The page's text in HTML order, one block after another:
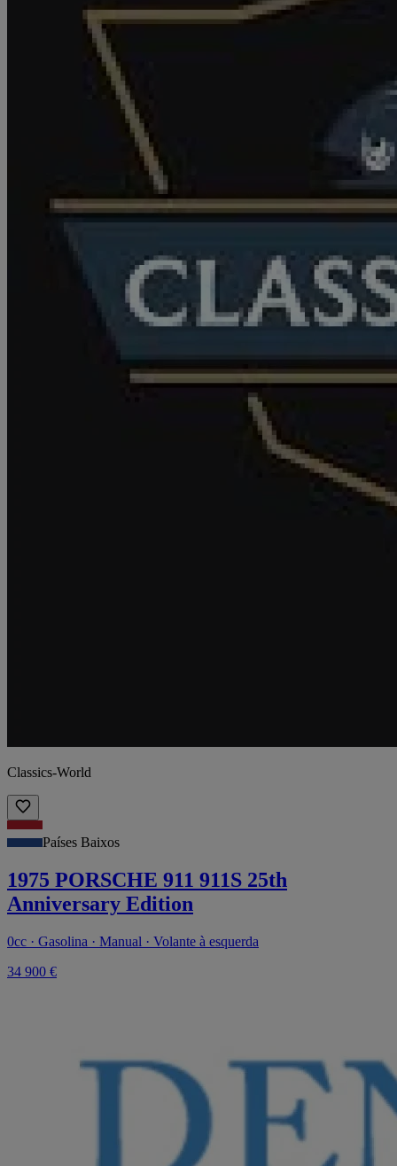
Classics-World
Países Baixos
1975 PORSCHE 911 911S 25th
Anniversary Edition
0cc · Gasolina · Manual · Volante à esquerda
34 900 €